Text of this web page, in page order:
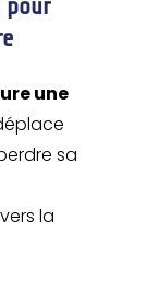
pour
une
sa
la